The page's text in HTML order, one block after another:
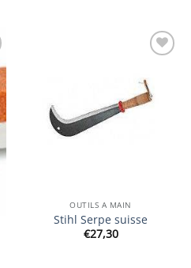
€18,80
wishlist
OUTILS A MAIN
Stihl Serpe suisse
€27,30